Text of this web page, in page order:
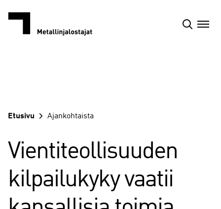
Etusivu Ajankohtaista
Vientiteollisuuden
kilpailukyky vaatii